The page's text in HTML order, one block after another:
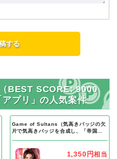
BEST SCORE: 9000
プリ」の人気案件
Game of Sultans（気高きバッジの欠
片で気高きバッジを合成し、「帝国五
1,350円相当